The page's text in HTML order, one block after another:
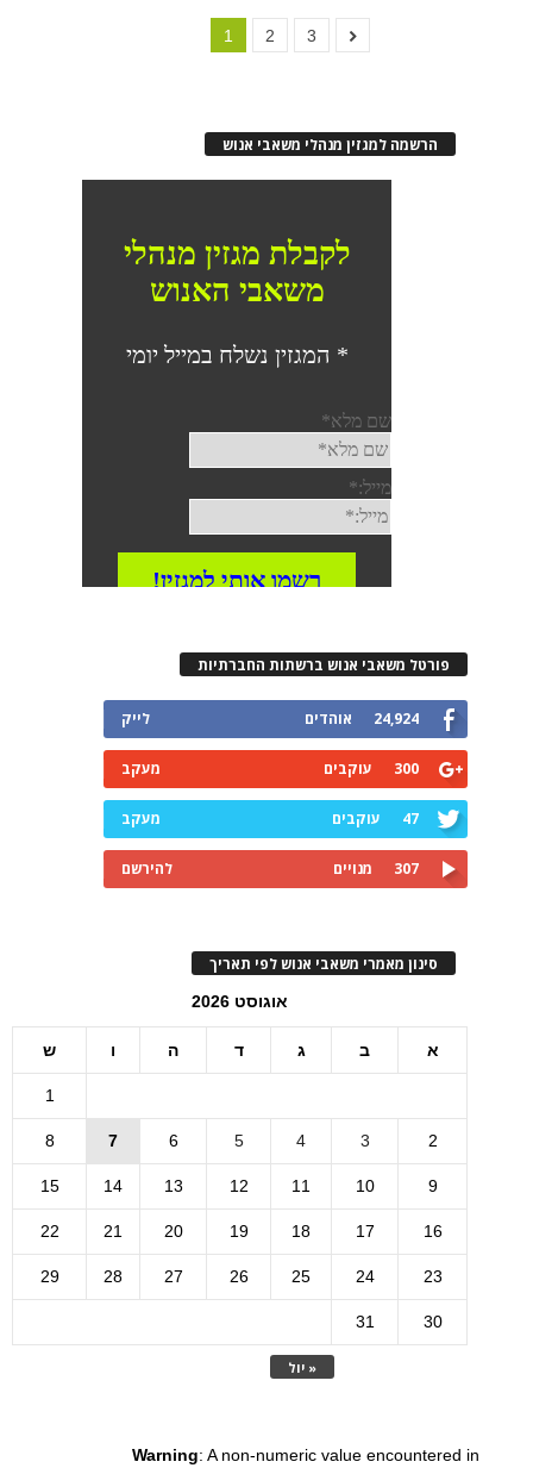
1 2 3
הרשמה למגזין מנהלי משאבי אנוש
פורטל משאבי אנוש ברשתות החברתיות
24,924 אוהדים לייק
300 עוקבים מעקב
47 עוקבים מעקב
307 מנויים להירשם
סינון מאמרי משאבי אנוש לפי תאריך
אוגוסט 2026
א ב ג ד ה ו ש
« יול
1
2
3
4
5
6
7
8
9
10
11
12
13
14
15
16
17
18
19
20
21
22
23
24
25
26
27
28
29
30
31
Warning: A non-numeric value encountered in